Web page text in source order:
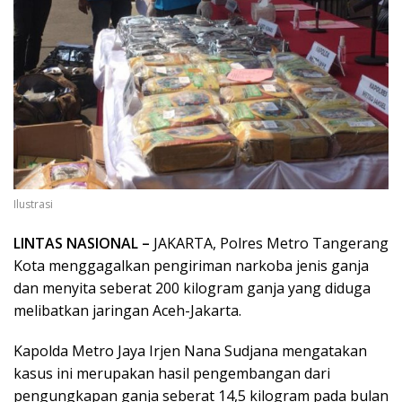
Ilustrasi
LINTAS NASIONAL – JAKARTA, Polres Metro Tangerang
Kota menggagalkan pengiriman narkoba jenis ganja
dan menyita seberat 200 kilogram ganja yang diduga
melibatkan jaringan Aceh-Jakarta.
Kapolda Metro Jaya Irjen Nana Sudjana mengatakan
kasus ini merupakan hasil pengembangan dari
pengungkapan ganja seberat 14,5 kilogram pada bulan